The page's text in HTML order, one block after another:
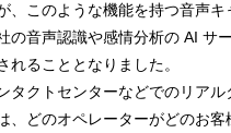
、このような機能を持つ音声キ
の音声認識や感情分析の AI サ
れることとなりました。
タクトセンターなどでのリア
、どのオペレーターがどのお客